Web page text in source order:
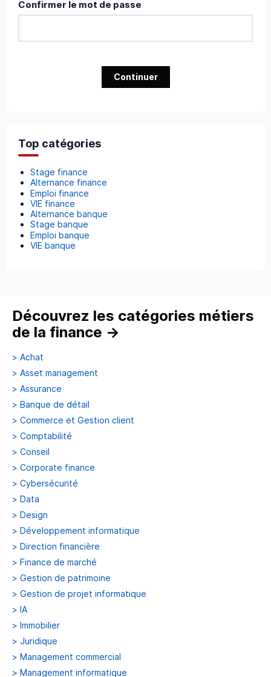
Confirmer le mot de passe
Continuer
Top catégories
Stage finance
Alternance finance
Emploi finance
VIE finance
Alternance banque
Stage banque
Emploi banque
VIE banque
Découvrez les catégories métiers
de la finance →
> Achat
> Asset management
> Assurance
> Banque de détail
> Commerce et Gestion client
> Comptabilité
> Conseil
> Corporate finance
> Cybersécurité
> Data
> Design
> Développement informatique
> Direction financière
> Finance de marché
> Gestion de patrimoine
> Gestion de projet informatique
> IA
> Immobilier
> Juridique
> Management commercial
> Management informatique